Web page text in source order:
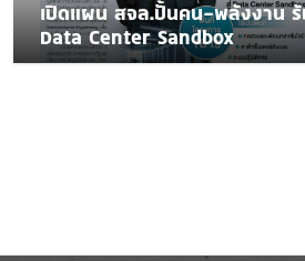
เปิดแผน สจล.ปั้นคน-พลังงาน
Data Center Sandbox